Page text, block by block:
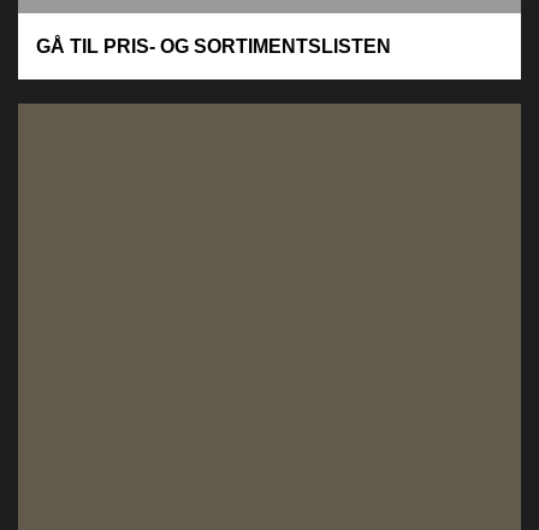
GÅ TIL PRIS- OG SORTIMENTSLISTEN